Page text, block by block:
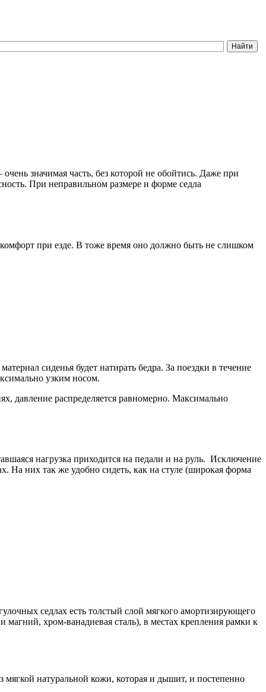
значимая часть, без которой не обойтись. Даже при
При неправильном размере и форме седла
при езде. В тоже время оно должно быть не слишком
сиденья будет натирать бедра. За поездки в течение
узким носом.
давление распределяется равномерно. Максимально
нагрузка приходится на педали и на руль. Исключение
На них так же удобно сидеть, как на стуле (широкая форма
седлах есть толстый слой мягкого амортизирующего
хром-ванадиевая сталь), в местах крепления рамки к
натуральной кожи, которая и дышит, и постепенно